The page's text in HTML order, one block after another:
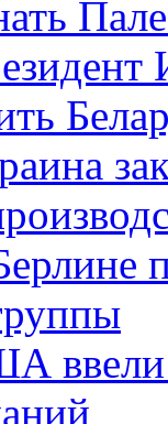
ввели